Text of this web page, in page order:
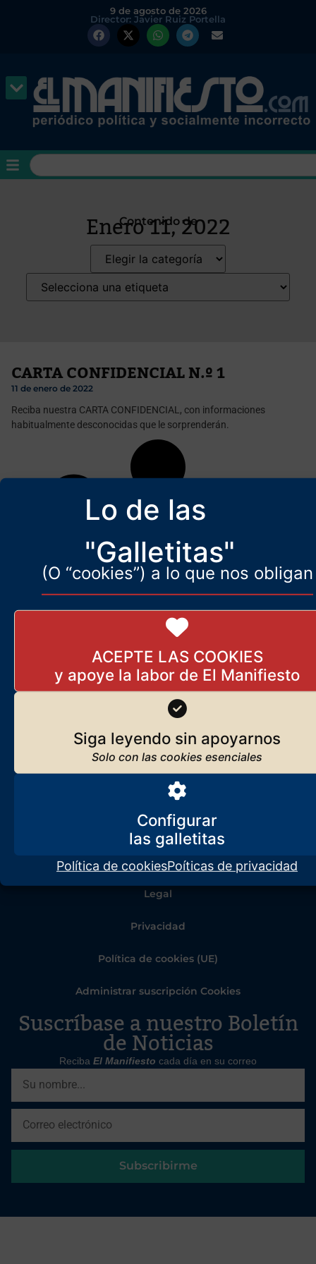
Lo de las
"Galletitas"
(O “cookies”) a lo que nos obligan
ACEPTE LAS COOKIES
Siga leyendo sin apoyarnos
Configurar
Política de cookiesPoíticas de privacidad
9 de agosto de 2026
Director: Javier Ruiz Portella
Contenido de
Enero 11, 2022
CARTA CONFIDENCIAL N.º 1
11 de enero de 2022
Reciba nuestra CARTA CONFIDENCIAL, con informaciones
habitualmente desconocidas que le sorprenderán.
Legal
Privacidad
Política de cookies (UE)
Administrar suscripción Cookies
Suscríbase a nuestro Boletín
de Noticias
Reciba El Manifiesto cada día en su correo
Subscribirme